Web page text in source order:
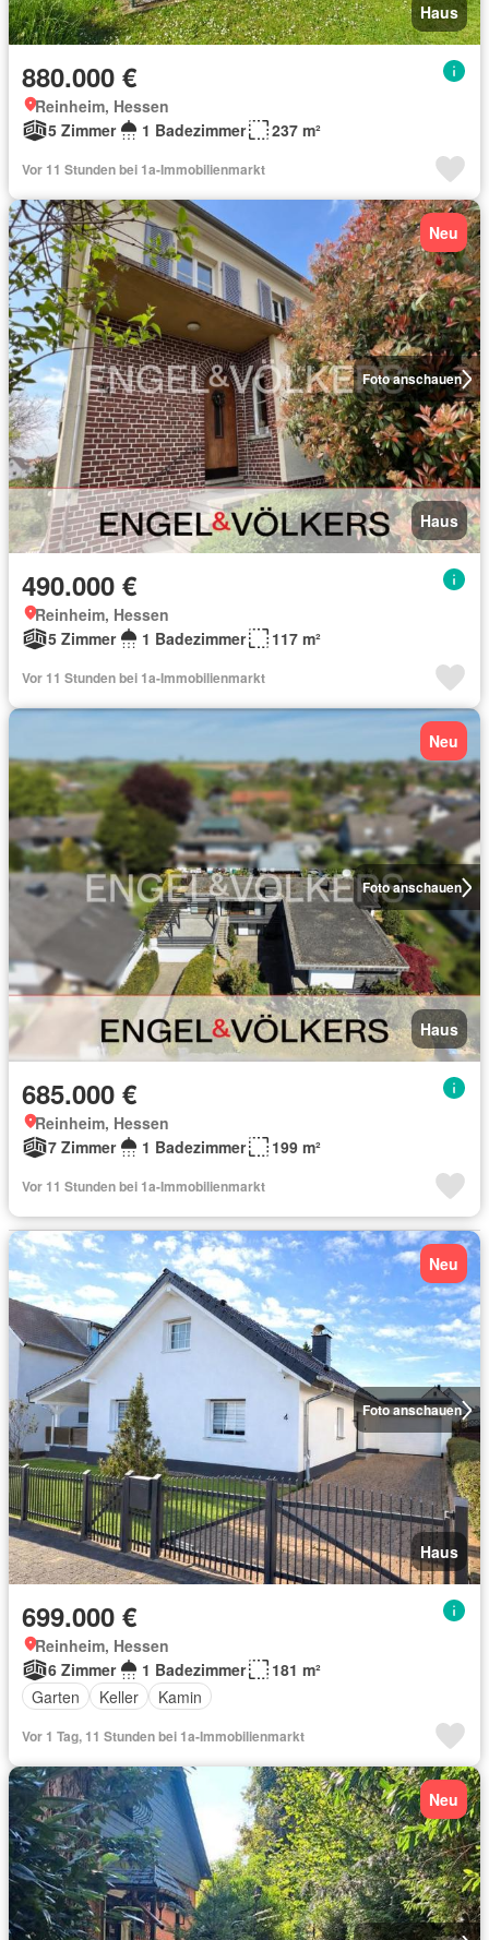
Haus
880.000 €
Reinheim, Hessen
5 Zimmer
1 Badezimmer 237 m²
Vor 11 Stunden bei 1a-Immobilienmarkt
Foto anschauen
Neu
Haus
490.000 €
Reinheim, Hessen
5 Zimmer
1 Badezimmer 117 m²
Vor 11 Stunden bei 1a-Immobilienmarkt
Foto anschauen
Neu
Haus
685.000 €
Reinheim, Hessen
7 Zimmer
1 Badezimmer 199 m²
Vor 11 Stunden bei 1a-Immobilienmarkt
Foto anschauen
Neu
Haus
699.000 €
Reinheim, Hessen
6 Zimmer
1 Badezimmer
181 m²
Garten
Keller Kamin
Vor 1 Tag, 11 Stunden bei 1a-Immobilienmarkt
Neu